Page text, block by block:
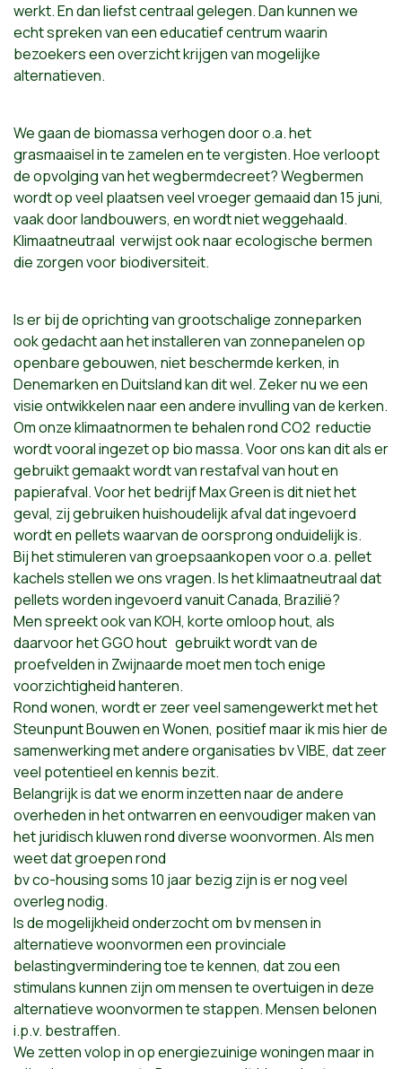
werkt. En dan liefst centraal gelegen. Dan kunnen we
echt spreken van een educatief centrum waarin
bezoekers een overzicht krijgen van mogelijke
alternatieven.
We gaan de biomassa verhogen door o.a. het
grasmaaisel in te zamelen en te vergisten. Hoe verloopt
de opvolging van het wegbermdecreet? Wegbermen
wordt op veel plaatsen veel vroeger gemaaid dan 15 juni,
vaak door landbouwers, en wordt niet weggehaald.
Klimaatneutraal verwijst ook naar ecologische bermen
die zorgen voor biodiversiteit.
Is er bij de oprichting van grootschalige zonneparken
ook gedacht aan het installeren van zonnepanelen op
openbare gebouwen, niet beschermde kerken, in
Denemarken en Duitsland kan dit wel. Zeker nu we een
visie ontwikkelen naar een andere invulling van de kerken.
Om onze klimaatnormen te behalen rond CO2 reductie
wordt vooral ingezet op bio massa. Voor ons kan dit als er
gebruikt gemaakt wordt van restafval van hout en
papierafval. Voor het bedrijf Max Green is dit niet het
geval, zij gebruiken huishoudelijk afval dat ingevoerd
wordt en pellets waarvan de oorsprong onduidelijk is.
Bij het stimuleren van groepsaankopen voor o.a. pellet
kachels stellen we ons vragen. Is het klimaatneutraal dat
pellets worden ingevoerd vanuit Canada, Brazilië?
Men spreekt ook van KOH, korte omloop hout, als
daarvoor het GGO hout gebruikt wordt van de
proefvelden in Zwijnaarde moet men toch enige
voorzichtigheid hanteren.
Rond wonen, wordt er zeer veel samengewerkt met het
Steunpunt Bouwen en Wonen, positief maar ik mis hier de
samenwerking met andere organisaties bv VIBE, dat zeer
veel potentieel en kennis bezit.
Belangrijk is dat we enorm inzetten naar de andere
overheden in het ontwarren en eenvoudiger maken van
het juridisch kluwen rond diverse woonvormen. Als men
weet dat groepen rond
bv co-housing soms 10 jaar bezig zijn is er nog veel
overleg nodig.
Is de mogelijkheid onderzocht om bv mensen in
alternatieve woonvormen een provinciale
belastingvermindering toe te kennen, dat zou een
stimulans kunnen zijn om mensen te overtuigen in deze
alternatieve woonvormen te stappen. Mensen belonen
i.p.v. bestraffen.
We zetten volop in op energiezuinige woningen maar in